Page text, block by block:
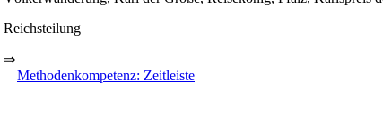
Reichsteilung
⇒
Methodenkompetenz: Zeitleiste